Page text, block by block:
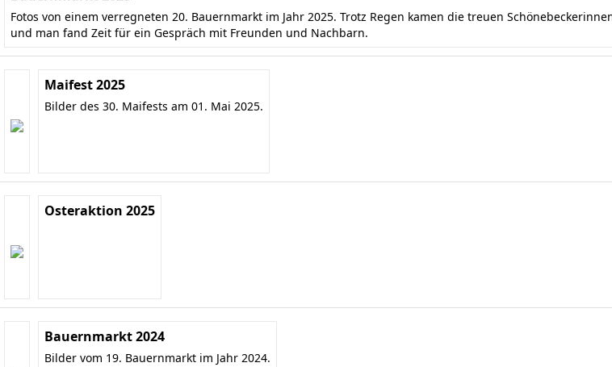
Fotos von einem verregneten 20. Bauernmarkt im Jahr 2025. Trotz Regen kamen die treuen
und man fand Zeit für ein Gespräch mit Freunden und Nachbarn.
Maifest 2025
Bilder des 30. Maifests am 01. Mai 2025.
Osteraktion 2025
Bauernmarkt 2024
Bilder vom 19. Bauernmarkt im Jahr 2024.